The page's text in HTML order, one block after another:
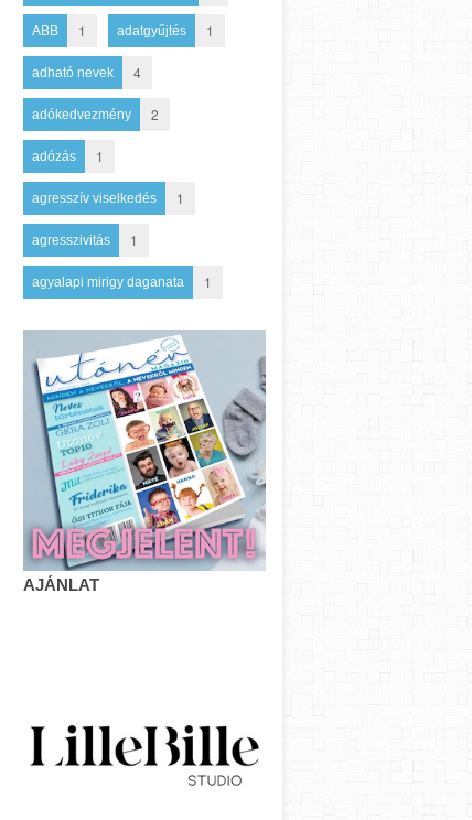
ABB 1 adatgyűjtés 1
adható nevek 4
adókedvezmény 2
adózás 1
agresszív viselkedés 1
agresszivitás 1
agyalapi mirigy daganata 1
AJÁNLAT